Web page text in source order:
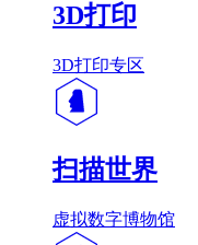
3D打印
3D打印专区
扫描世界
虚拟数字博物馆